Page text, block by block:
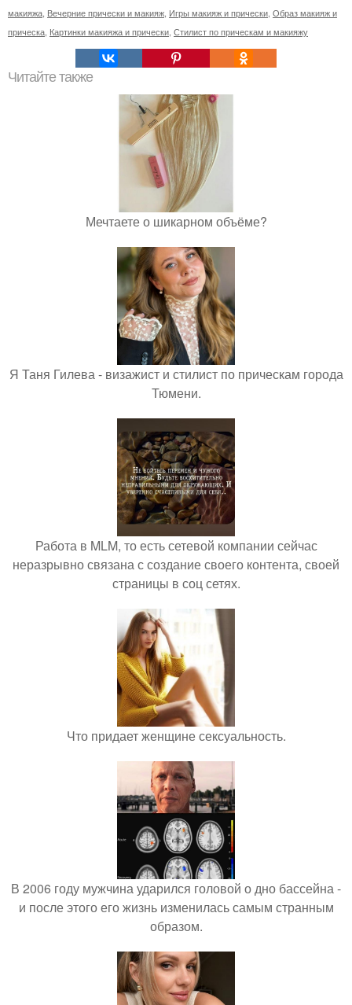
макияжа Вечерние прически и макияж Игры макияж и прически Образ макияж и
прическа Картинки макияжа и прически Стилист по прическам и макияжу
Читайте также
Мечтаете о шикарном объёме?
Я Таня Гилева - визажист и стилист по прическам города
Тюмени.
Работа в MLM, то есть сетевой компании сейчас
неразрывно связана с создание своего контента, своей
страницы в соц сетях.
Что придает женщине сексуальность.
В 2006 году мужчина ударился головой о дно бассейна -
и после этого его жизнь изменилась самым странным
образом.